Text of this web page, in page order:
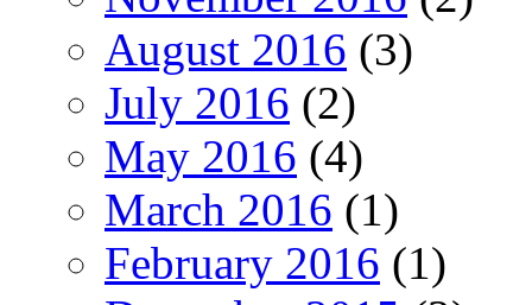
August 2016 (3)
July 2016 (2)
May 2016 (4)
March 2016 (1)
February 2016 (1)